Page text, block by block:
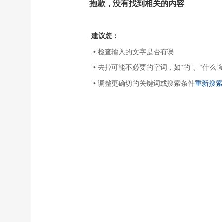
抱歉，没有找到相关的内容
建议您：
• 检查输入的文字是否有误
• 去掉可能不必要的字词，如“的”、“什么”
• 调整更确切的关键词或搜索条件重新搜索